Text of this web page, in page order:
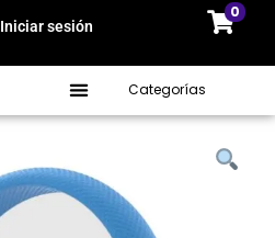
Iniciar sesión
0
Categorías